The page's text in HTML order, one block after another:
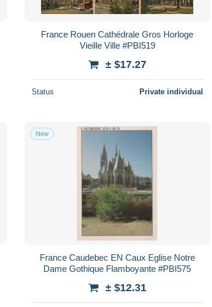
France Rouen Cathédrale Gros Horloge
Vieille Ville #PBI519
± $17.27
Status Private individual
New
France Caudebec EN Caux Eglise Notre
Dame Gothique Flamboyante #PBI575
± $12.31